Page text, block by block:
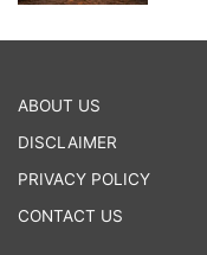
ABOUT US
DISCLAIMER
PRIVACY POLICY
CONTACT US